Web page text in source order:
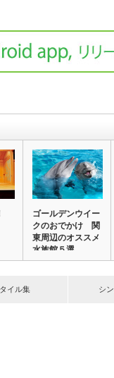
ゴールデンウイー
クのおでかけ 関
東周辺のオススメ
水族館５選
イル集 シ